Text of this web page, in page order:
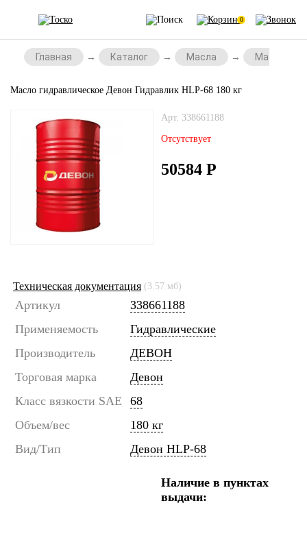
0
Главная Каталог Масла Масла для
Масло гидравлическое Девон Гидравлик HLP-68 180 кг
Арт. 338661188
Отсутствует
50584 Р
Техническая документация (3.57 мб)
Артикул
338661188
Применяемость
Гидравлические
Производитель
ДЕВОН
Торговая марка
Девон
Класс вязкости SAE
68
Объем/вес
180 кг
Вид/Тип
Девон HLP-68
Наличие в пунктах
выдачи: